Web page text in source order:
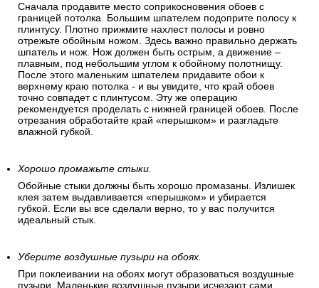
Сначала продавите место соприкосновения обоев с
границей потолка. Большим шпателем подоприте полосу к
плинтусу. Плотно прижмите нахлест полосы и ровно
отрежьте обойным ножом. Здесь важно правильно держать
шпатель и нож. Нож должен быть острым, а движение –
плавным, под небольшим углом к обойному полотнищу.
После этого маленьким шпателем придавите обои к
верхнему краю потолка - и вы увидите, что край обоев
точно совпадет с плинтусом. Эту же операцию
рекомендуется проделать с нижней границей обоев. После
отрезания обработайте край «перышком» и разгладьте
влажной губкой.
Хорошо промажьте стыки.
Обойные стыки должны быть хорошо промазаны. Излишек
клея затем выдавливается «перышком» и убирается
губкой. Если вы все сделали верно, то у вас получится
идеальный стык.
Уберите воздушные пузыри на обоях.
При поклеивании на обоях могут образоваться воздушные
пузыри. Маленькие воздушные пузыри исчезают сами